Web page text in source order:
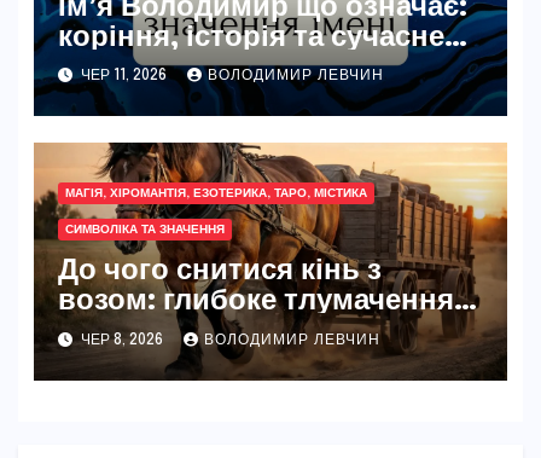
коріння, історія та сучасне
звучання
ЧЕР 11, 2026 ВОЛОДИМИР ЛЕВЧИН
МАГІЯ, ХІРОМАНТІЯ, ЕЗОТЕРИКА, ТАРО, МІСТИКА
СИМВОЛІКА ТА ЗНАЧЕННЯ
До чого снитися кінь з
возом: глибоке тлумачення
образу
ЧЕР 8, 2026 ВОЛОДИМИР ЛЕВЧИН